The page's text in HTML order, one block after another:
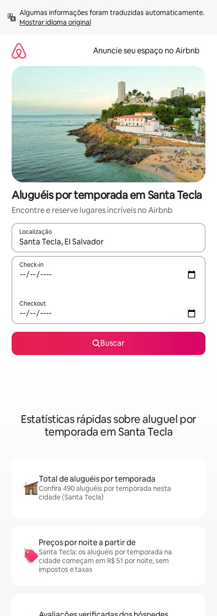
para
Mostrar idioma original
Anuncie seu espaço no Airbnb
Aluguéis por temporada em Santa Tecla
Encontre e reserve lugares incríveis no Airbnb
Localização
Quando os resultados estiverem disponíveis, explore-os
Check-in
Checkout
Buscar
Estatísticas rápidas sobre aluguel por
temporada em Santa Tecla
Total de aluguéis por temporada
Confira 490 aluguéis por temporada nesta
cidade (Santa Tecla)
Preços por noite a partir de
Santa Tecla: os aluguéis por temporada na
cidade começam em R$ 51 por noite, sem
impostos e taxas